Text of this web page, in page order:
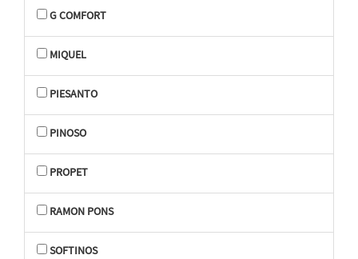
G COMFORT
MIQUEL
PIESANTO
PINOSO
PROPET
RAMON PONS
SOFTINOS